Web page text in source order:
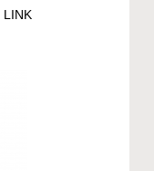
LINK